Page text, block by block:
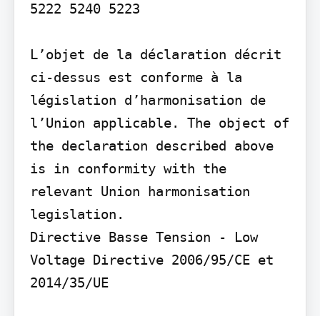
5222 5240 5223
L’objet de la déclaration décrit
ci-dessus est conforme à la
législation d’harmonisation de
l’Union applicable. The object of
the declaration described above
is in conformity with the
relevant Union harmonisation
legislation.
Directive Basse Tension - Low
Voltage Directive 2006/95/CE et
2014/35/UE